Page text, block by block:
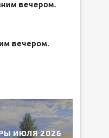
вечером.
вечером.
2026